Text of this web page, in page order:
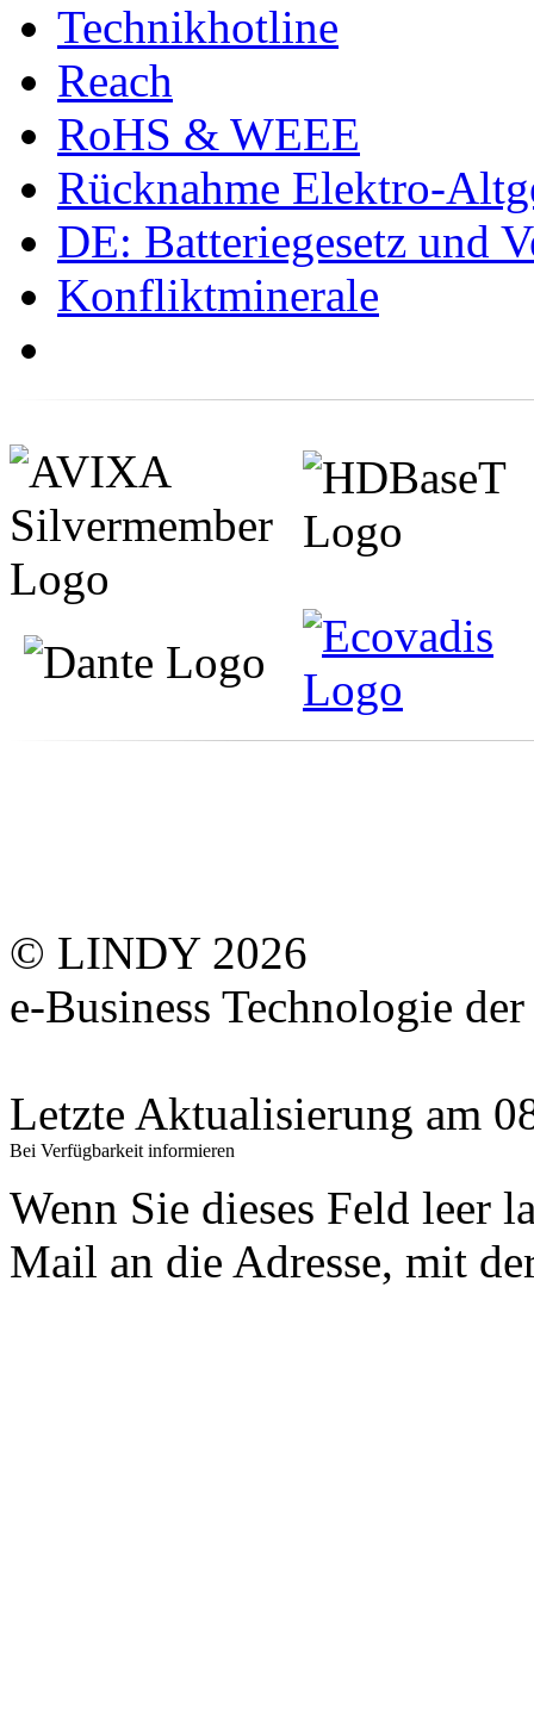
Technikhotline
Reach
RoHS & WEEE
Rücknahme Elektro-
DE: Batteriegesetz und
Konfliktminerale
© LINDY 2026
e-Business Technologie
Letzte Aktualisierung am
Bei Verfügbarkeit informieren
Wenn Sie dieses Feld leer
Mail an die Adresse, mit